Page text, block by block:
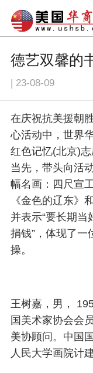
德艺双馨的
| 23-08-09
在庆祝抗美援朝
心活动中，世界
红色记忆(北京)
当先，带头向活
幅名画：四尺宣
《金色的辽东》
并表示“要长期
捐钱”，体现了
操。
王树嘉，男，
国美术家协会会
美协顾问。中国
人民大学画院计